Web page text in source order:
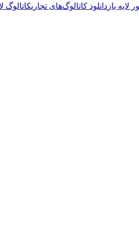
لایه باز دانلود کاتالوگ‌های تجاریکاتالوگ